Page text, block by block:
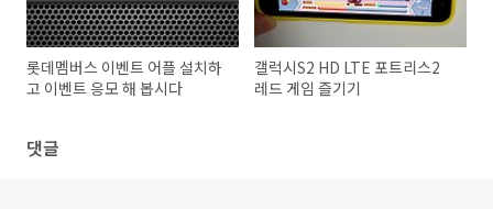
롯데멤버스 이벤트 어플 설치하
고 이벤트 응모 해 봅시다
갤럭시S2 HD LTE 포트리스2
레드 게임 즐기기
댓글